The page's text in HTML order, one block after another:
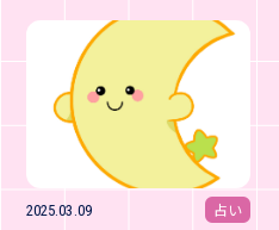
2025.03.09 占い